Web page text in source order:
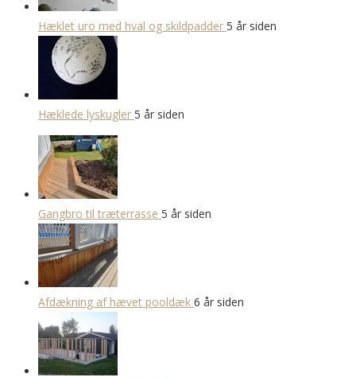
Hæklet uro med hval og skildpadder 5 år siden
Hæklede lyskugler 5 år siden
Gangbro til træterrasse 5 år siden
Afdækning af hævet pooldæk 6 år siden